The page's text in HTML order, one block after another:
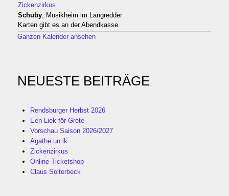
Zickenzirkus
Schuby, Musikheim im Langredder
Karten gibt es an der Abendkasse.
Ganzen Kalender ansehen
NEUESTE BEITRÄGE
Rendsburger Herbst 2026
Een Liek för Grete
Vorschau Saison 2026/2027
Agathe un ik
Zickenzirkus
Online Ticketshop
Claus Solterbeck